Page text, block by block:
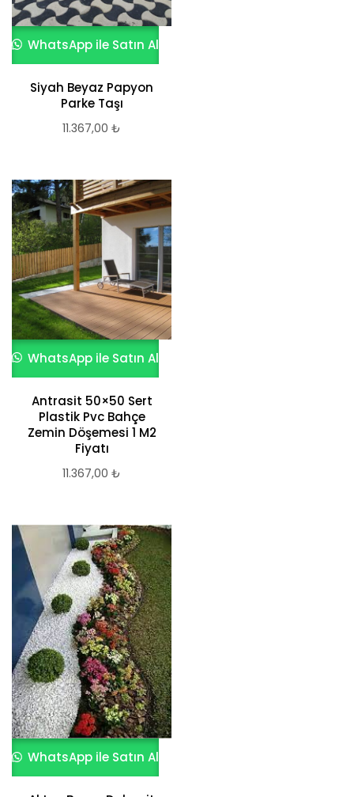
WhatsApp ile Satın Al
Siyah Beyaz Papyon
Parke Taşı
11.367,00 ₺
WhatsApp ile Satın Al
Antrasit 50×50 Sert
Plastik Pvc Bahçe
Zemin Döşemesi 1 M2
Fiyatı
11.367,00 ₺
WhatsApp ile Satın Al